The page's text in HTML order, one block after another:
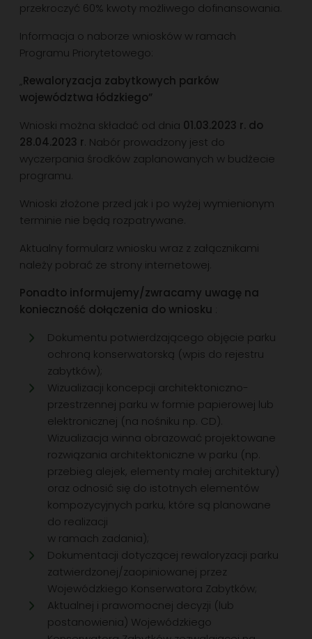
przekroczyć 60% kwoty możliwego dofinansowania.
Informacja o naborze wniosków w ramach
Programu Priorytetowego:
„Rewaloryzacja zabytkowych parków
województwa łódzkiego”
Wnioski można składać od dnia 01.03.2023 r. do
28.04.2023 r . Nabór prowadzony jest do
wyczerpania środków zaplanowanych w budżecie
programu.
Wnioski złożone przed jak i po wyżej wymienionym
terminie nie będą rozpatrywane.
Aktualny formularz wniosku wraz z załącznikami
należy pobrać ze strony internetowej.
Ponadto informujemy/zwracamy uwagę na
konieczność dołączenia do wniosku
Dokumentu potwierdzającego objęcie parku
ochroną konserwatorską (wpis do rejestru
zabytków);
Wizualizacji koncepcji architektoniczno-
przestrzennej parku w formie papierowej lub
elektronicznej (na nośniku np. CD).
Wizualizacja winna obrazować projektowane
rozwiązania architektoniczne w parku (np.
przebieg alejek, elementy małej architektury)
oraz odnosić się do istotnych elementów
kompozycyjnych parku, które są planowane
do realizacji
w ramach zadania);
Dokumentacji dotyczącej rewaloryzacji parku
zatwierdzonej/zaopiniowanej przez
Wojewódzkiego Konserwatora Zabytków;
Aktualnej i prawomocnej decyzji (lub
postanowienia) Wojewódzkiego